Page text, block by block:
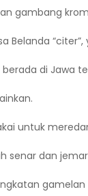
gambang
di Jawa
untuk
dan
gamelan